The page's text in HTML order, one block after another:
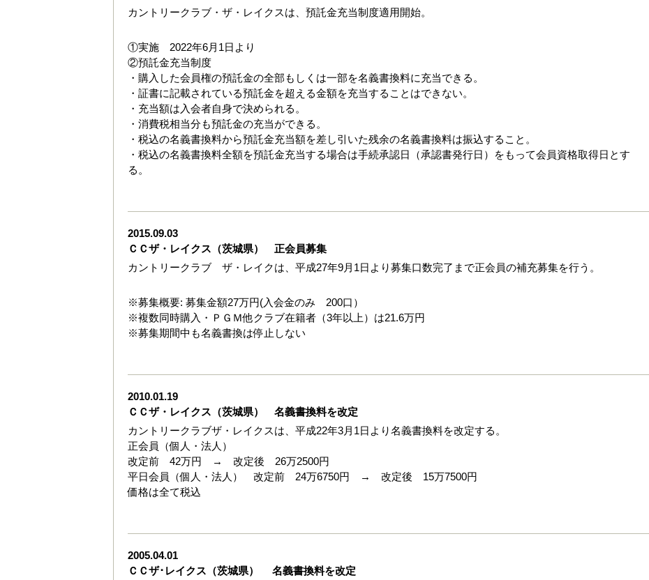
カントリークラブ・ザ・レイクスは、預託金充当制度適用開始。
①実施 2022年6月1日より
②預託金充当制度
・購入した会員権の預託金の全部もしくは一部を名義書換料に充当できる。
・証書に記載されている預託金を超える金額を充当することはできない。
・充当額は入会者自身で決められる。
・消費税相当分も預託金の充当ができる。
・税込の名義書換料から預託金充当額を差し引いた残余の名義書換料は振込すること。
・税込の名義書換料全額を預託金充当する場合は手続承認日（承認書発行日）をもって会員資格取得日とす
る。
2015.09.03
ＣＣザ・レイクス（茨城県） 正会員募集
カントリークラブ ザ・レイクは、平成27年9月1日より募集口数完了まで正会員の補充募集を行う。
※募集概要: 募集金額27万円(入会金のみ 200口）
※複数同時購入・ＰＧＭ他クラブ在籍者（3年以上）は21.6万円
※募集期間中も名義書換は停止しない
2010.01.19
ＣＣザ・レイクス（茨城県） 名義書換料を改定
カントリークラブザ・レイクスは、平成22年3月1日より名義書換料を改定する。
正会員（個人・法人）
改定前 42万円 → 改定後 26万2500円
平日会員（個人・法人） 改定前 24万6750円 → 改定後 15万7500円
価格は全て税込
2005.04.01
ＣＣザ･レイクス（茨城県） 名義書換料を改定